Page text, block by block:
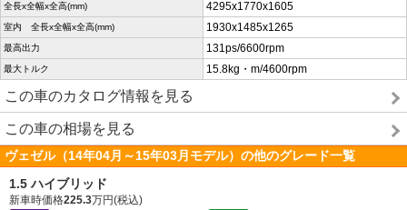
全長x全幅x全高(mm) 4295x1770x1605
室内 全長x全幅x全高(mm) 1930x1485x1265
最高出力 131ps/6600rpm
最大トルク 15.8kg・m/4600rpm
この車のカタログ情報を見る
この車の相場を見る
ヴェゼル（14年04月～15年03月モデル）の他のグレード一覧
1.5 ハイブリッド
新車時価格225.3万円(税込)